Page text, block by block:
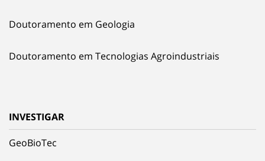
Doutoramento em Geologia
Doutoramento em Tecnologias Agroindustriais
INVESTIGAR
GeoBioTec